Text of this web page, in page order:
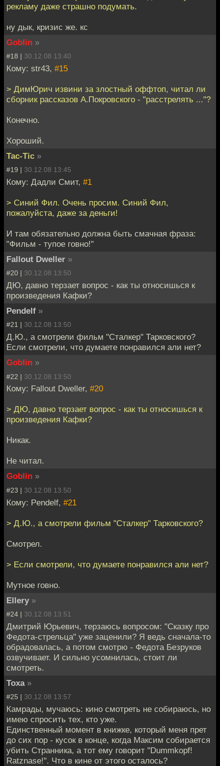
рекламу даже страшно подумать.
ну дык, кризис же. кс
Goblin »
#18 | 30.12.08 13:40
Кому: str43, #15
> ДимЮрич извини за злостный оффтоп, читал ли
сборник рассказов А.Покровского - "расстрелять ..."?
Конечно.
Хороший.
Tac-Tic »
#19 | 30.12.08 13:45
Кому: Дадли Смит, #1
> Синий Фил. Очень просим. Синий Фил,
пожалуйста, даже за деньги!
И там обязательно должна быть смачная фраза:
"Фильм - тупое говно!"
Fallout Dweller »
#20 | 30.12.08 13:50
ДЮ, давно терзает вопрос - как ты относишься к
произведения Кафки?
Pendelf »
#21 | 30.12.08 13:50
Д.Ю., а смотрели фильм "Сталкер" Тарковского?
Если смотрели, что думаете понравился али нет?
Goblin »
#22 | 30.12.08 13:50
Кому: Fallout Dweller, #20
> ДЮ, давно терзает вопрос - как ты относишься к
произведения Кафки?
Никак.
Не читал.
Goblin »
#23 | 30.12.08 13:50
Кому: Pendelf, #21
> Д.Ю., а смотрели фильм "Сталкер" Тарковского?
Смотрел.
> Если смотрели, что думаете понравился али нет?
Мутное говно.
Ellery »
#24 | 30.12.08 13:51
Дмитрий Юрьевич, терзаюсь вопросом: "Сказку про
Федота-стрельца" уже заценили? Я ведь сначала-то
обрадовалась, а потом смотрю - Федота Безруков
озвучивает. И сильно усомнилась, стоит ли
смотреть.
Toxa »
#25 | 30.12.08 13:57
Камрады, мучаюсь: кино смотреть не собираюсь, но
имею спросить тех, кто уже.
Единственный момент в книжке, который меня прет
до сих пор - кусок в конце, когда Максим собирается
убить Странника, а тот ему говорит "Dummkopf!
Ratznase!". Что в кине от этого осталось?